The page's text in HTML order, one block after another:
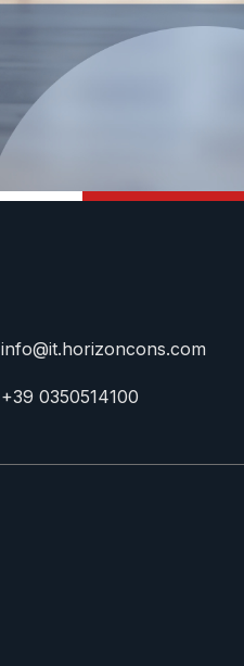
info@it.horizoncons.com
+39 0350514100